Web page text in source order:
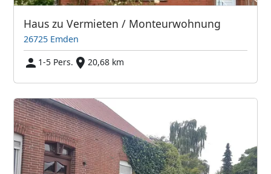
Haus zu Vermieten / Monteurwohnung
26725 Emden
1-5 Pers.
20,68 km